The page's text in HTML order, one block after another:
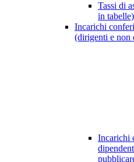
Tassi di
in tabelle)
Incarichi
(dirigenti e non
Incarichi